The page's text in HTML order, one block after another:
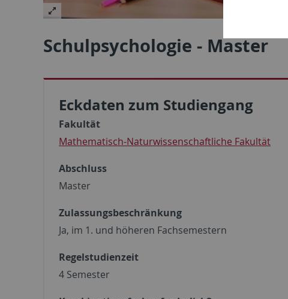
Schulpsychologie - Master
Eckdaten zum Studiengang
Fakultät
Mathematisch-Naturwissenschaftliche Fakultät
Abschluss
Master
Zulassungsbeschränkung
Ja, im 1. und höheren Fachsemestern
Regelstudienzeit
4 Semester